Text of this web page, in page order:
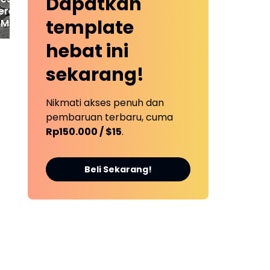
SHM
Izin Jalur
Montd'Or Diminta
template
hebat ini
sekarang!
Nikmati akses penuh dan
pembaruan terbaru, cuma
Rp150.000 / $15.
Beli Sekarang!